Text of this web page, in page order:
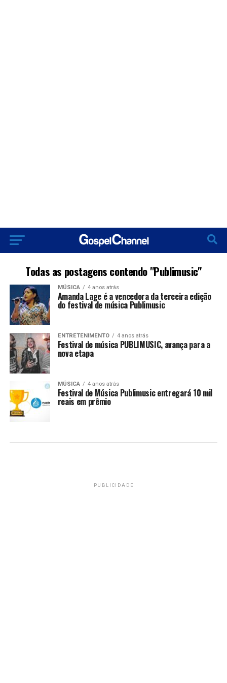
Todas as postagens contendo "Publimusic"
MÚSICA 4 anos atrás
Amanda Lage é a vencedora da terceira edição
do festival de música Publimusic
ENTRETENIMENTO 4 anos atrás
Festival de música PUBLIMUSIC, avança para a
nova etapa
MÚSICA 4 anos atrás
Festival de Música Publimusic entregará 10 mil
reais em prêmio
PUBLICIDADE